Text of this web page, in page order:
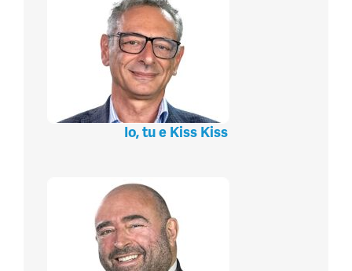
Io, tu e Kiss Kiss